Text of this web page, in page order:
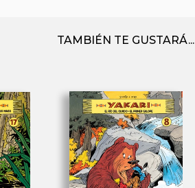
TAMBIÉN TE GUSTARÁ...